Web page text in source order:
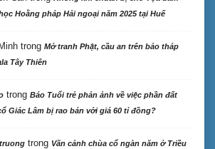
Hoằng pháp Hải ngoại năm 2025 tại Huế
trong Mở tranh Phật, cầu an trên bảo tháp
Tây Thiên
trong Báo Tuổi trẻ phản ảnh về việc phần đất
Giác Lâm bị rao bán với giá 60 tỉ đồng?
trong Vãn cảnh chùa cổ ngàn năm ở Triều